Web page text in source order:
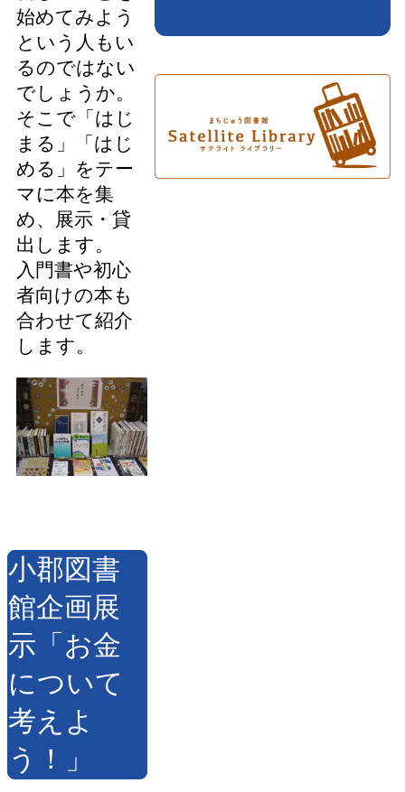
始めてみよう
という人もい
るのではない
でしょうか。
そこで「はじ
まる」「はじ
める」をテー
マに本を集
め、展示・貸
出します。
入門書や初心
者向けの本も
合わせて紹介
します。
小郡図書
館企画展
示「お金
について
考えよ
う！」